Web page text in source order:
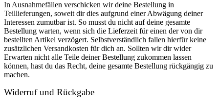
In Ausnahmefällen verschicken wir deine Bestellung in
Teillieferungen, soweit dir dies aufgrund einer Abwägung deiner
Interessen zumutbar ist. So musst du nicht auf deine gesamte
Bestellung warten, wenn sich die Lieferzeit für einen der von dir
bestellten Artikel verzögert. Selbstverständlich fallen hierfür keine
zusätzlichen Versandkosten für dich an. Sollten wir dir wider
Erwarten nicht alle Teile deiner Bestellung zukommen lassen
können, hast du das Recht, deine gesamte Bestellung rückgängig zu
machen.
Widerruf und Rückgabe